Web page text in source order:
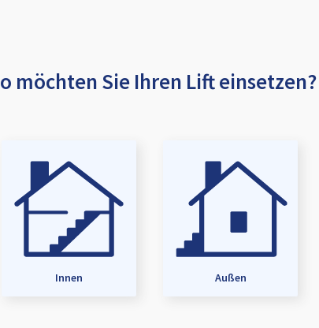
möchten Sie Ihren Lift einsetzen?
Innen Außen